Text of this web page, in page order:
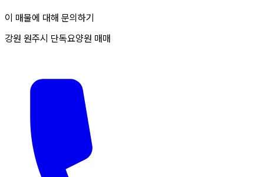
이 매물에 대해 문의하기
강원 원주시 단독요양원 매매